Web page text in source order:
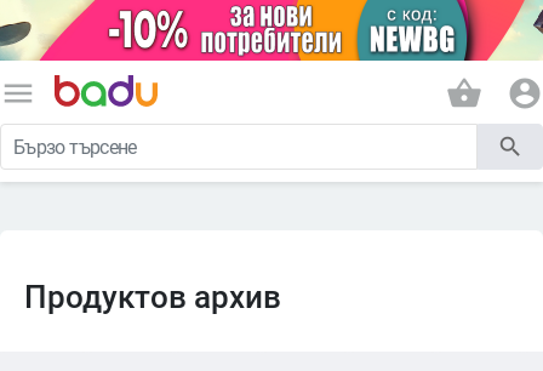
menu shopping_basket account_circle
search
Продуктов архив